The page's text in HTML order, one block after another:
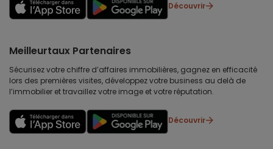
Découvrir
Meilleurtaux Partenaires
Sécurisez votre chiffre d’affaires immobilières, gagnez en efficacité
lors des premières visites, développez votre business au delà de
l’immobilier et travaillez votre image et votre réputation.
Découvrir